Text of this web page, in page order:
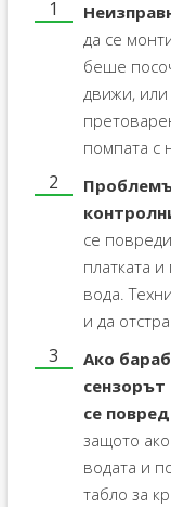
да се
беше
движи,
помпата с
се
платката
вода.
и да
Ако
се
защото
водата и
табло за